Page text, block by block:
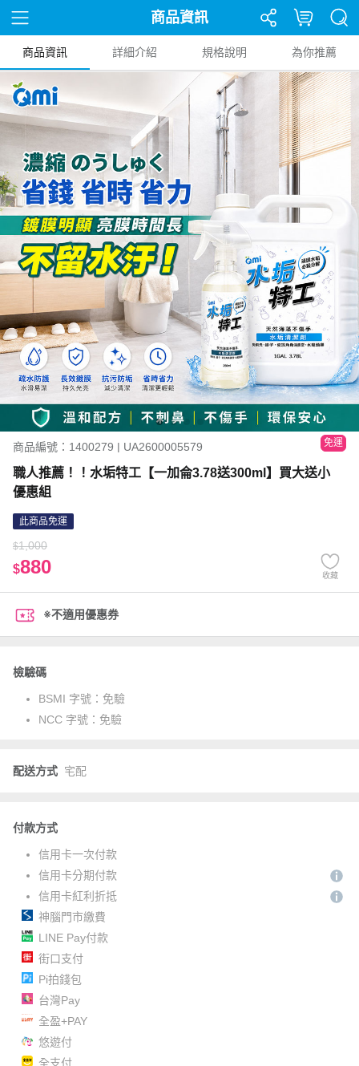
商品資訊
商品資訊 詳細介紹 規格說明 為你推薦
商品編號：1400279 | UA2600005579 免運
職人推薦！！水垢特工【一加侖3.78送300ml】買大送小
優惠組
此商品免運
$1,000
$880 收藏
※不適用優惠券
檢驗碼
BSMI 字號： 免驗
NCC 字號： 免驗
配送方式 宅配
付款方式
信用卡一次付款
信用卡分期付款
信用卡紅利折抵
神腦門市繳費
LINE Pay付款
街口支付
Pi拍錢包
台灣Pay
全盈+PAY
悠遊付
全支付